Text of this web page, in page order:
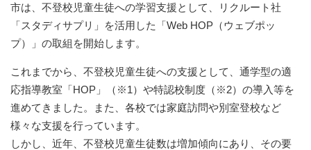
市は、不登校児童生徒への学習支援として、リクルート社
「スタディサプリ」を活用した「Web HOP（ウェブポッ
プ）」の取組を開始します。
これまでから、不登校児童生徒への支援として、通学型の適
応指導教室「HOP」（※1）や特認校制度（※2）の導入等を
進めてきました。また、各校では家庭訪問や別室登校など
様々な支援を行っています。
しかし、近年、不登校児童生徒数は増加傾向にあり、その要